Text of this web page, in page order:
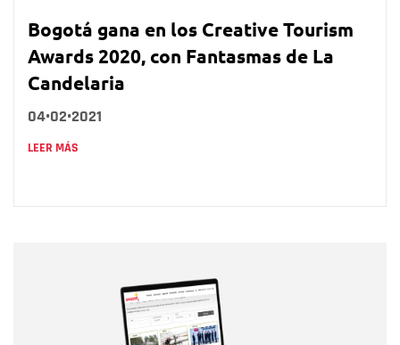
Bogotá gana en los Creative Tourism
Awards 2020, con Fantasmas de La
Candelaria
04•02•2021
LEER MÁS
Correo electrónico